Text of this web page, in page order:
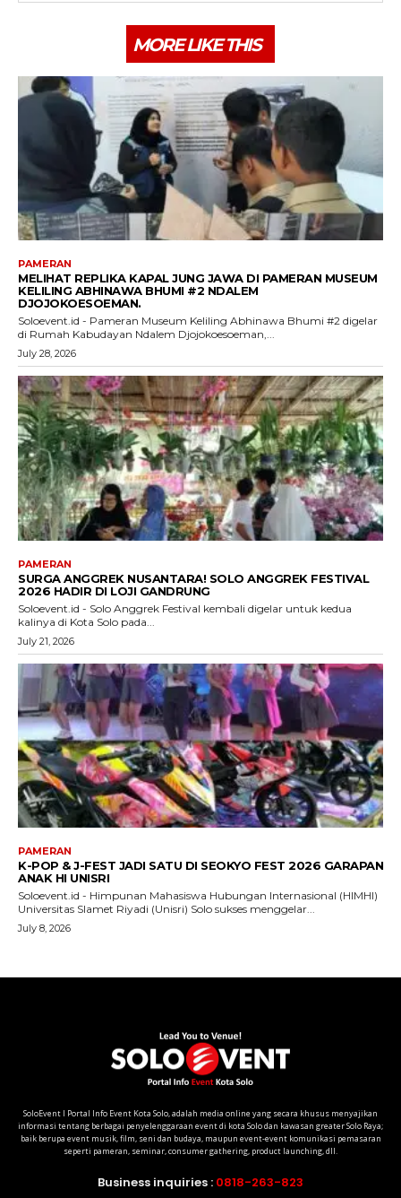
SoloEvent I Portal Info Event Kota Solo, adalah media online yang secara khusus menyajikan
informasi tentang berbagai penyelenggaraan event di kota Solo dan kawasan greater Solo Raya;
baik berupa event musik, film, seni dan budaya, maupun event-event komunikasi pemasaran
seperti pameran, seminar, consumer gathering, product launching, dll.
Business inquiries : 0818-263-823